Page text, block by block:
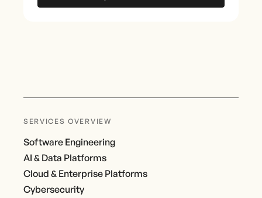
SERVICES OVERVIEW
Software Engineering
AI & Data Platforms
Cloud & Enterprise Platforms
Cybersecurity